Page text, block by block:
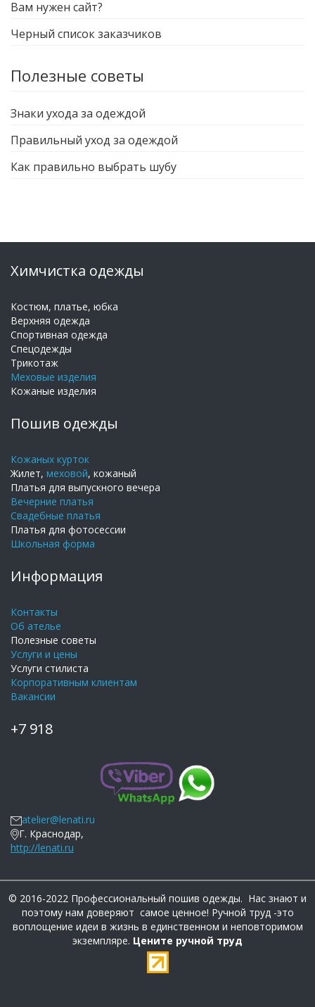
Вам нужен сайт?
Черный список заказчиков
Полезные советы
Знаки ухода за одеждой
Правильный уход за одеждой
Как правильно выбрать шубу
Химчистка одежды
Костюм, платье, юбка
Верхняя одежда
Спортивная одежда
Спецодежды
Трикотаж
Меховые изделия
Кожаные изделия
Пошив одежды
Кожаных курток
Жилет, меховой, кожаный
Платья для выпускного вечера
Вечерние платья
Свадебные платья
Платья для фотосессии
Школьная форма
Информация
Контакты
Об ателье
Полезные советы
Услуги и цены
Услуги стилиста
Корпоративным клиентам
Вакансии
+7 918
atelier@lenati.ru
Г. Краснодар,
http://lenati.ru
© 2016-2022 Профессиональный пошив одежды. Нас знают и
поэтому нам доверяют самое ценное! Ручной труд -это
воплощение идеи в жизнь в единственном и неповторимом
экземпляре. Цените ручной труд